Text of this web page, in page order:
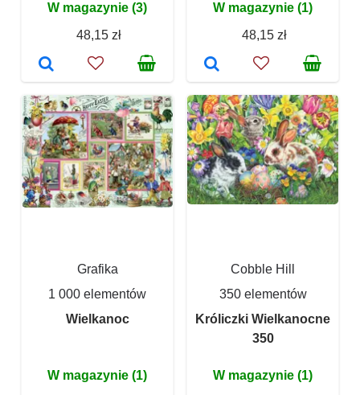
W magazynie (3)
48,15 zł
W magazynie (1)
48,15 zł
Grafika
1 000 elementów
Wielkanoc
W magazynie (1)
Cobble Hill
350 elementów
Króliczki Wielkanocne
350
W magazynie (1)